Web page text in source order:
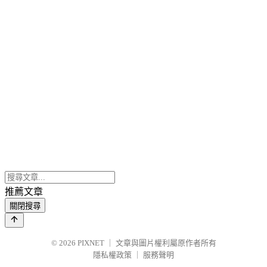
推薦文章
關閉搜尋
© 2026 PIXNET
文章與圖片權利屬原作者所有
隱私權政策
服務聲明